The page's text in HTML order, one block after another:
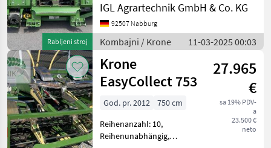
Rabljeni stroj
________ Maisgebiss
passend zu Krone Häcksler
Mit Transport Fahrwerk Tip
hedera/ adaptera: Adapter
za kukuruz
IGL Agrartechnik GmbH & Co. KG
92507 Nabburg
Kombajni / Krone 11-03-2025 00:03
Krone
EasyCollect 753
27.965
€
sa 19% PDV-
a
23.500 €
neto
God. pr. 2012
750 cm
Reihenanzahl: 10,
Reihenunabhängig,